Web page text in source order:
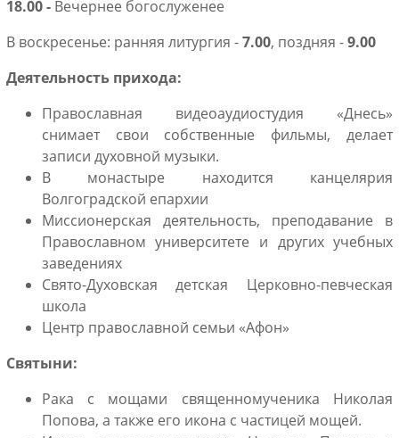
18.00 - Вечернее богослуженее
В воскресенье: ранняя литургия -7.00, поздняя -9.00
Деятельность прихода:
Православная видеоаудиостудия «Днесь»
снимает свои собственные фильмы, делает
записи духовной музыки.
В монастыре находится канцелярия
Волгоградской епархии
Миссионерская деятельность, преподавание в
Православном университете и других учебных
заведениях
Свято-Духовская детская Церковно-певческая
школа
Центр православной семьи «Афон»
Святыни:
Рака с мощами священномученика Николая
Попова, а также его икона с частицей мощей.